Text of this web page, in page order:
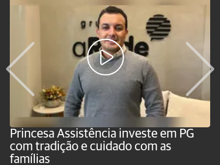
Princesa Assistência investe em PG
com tradição e cuidado com as
famílias